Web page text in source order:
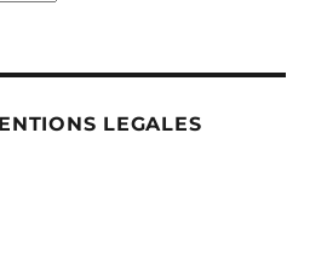
LEGALES